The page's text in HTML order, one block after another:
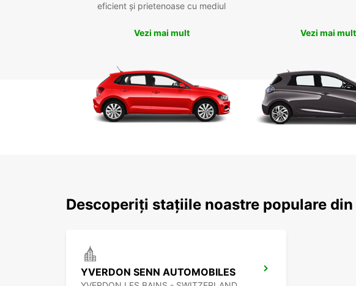
eficient și prietenoase cu mediul
Vezi mai mult Vezi mai mult
Descoperiți stațiile noastre populare
YVERDON SENN AUTOMOBILES